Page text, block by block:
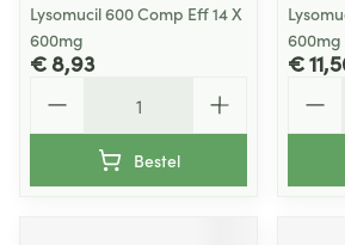
Lysomucil 600 Comp Eff 14 X
600mg
€ 8,93
Bestel
600mg
€